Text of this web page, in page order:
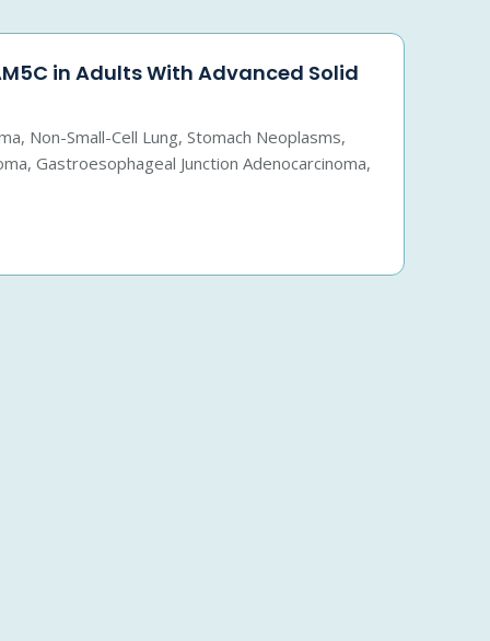
in Adults With Advanced Solid
Non-Small-Cell Lung, Stomach Neoplasms,
Gastroesophageal Junction Adenocarcinoma,